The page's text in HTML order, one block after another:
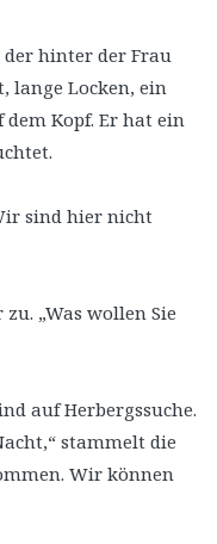
hinter der Frau
lange Locken, ein
Kopf. Er hat ein
sind hier nicht
„Was wollen Sie
auf Herbergssuche.
stammelt die
Wir können